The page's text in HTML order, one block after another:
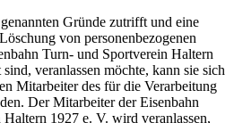
Gründe zutrifft und eine
von personenbezogenen
Turn- und Sportverein Haltern
veranlassen möchte, kann sie sich
Mitarbeiter des für die Verarbeitung
Der Mitarbeiter der Eisenbahn
1927 e. V. wird veranlassen,